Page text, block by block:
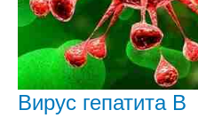
Вирус гепатита В